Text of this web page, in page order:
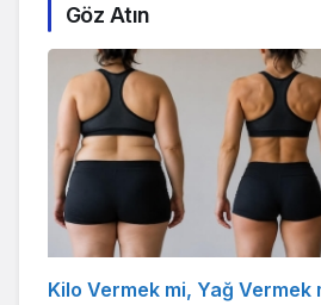
Göz Atın
Kilo Vermek mi, Yağ Vermek